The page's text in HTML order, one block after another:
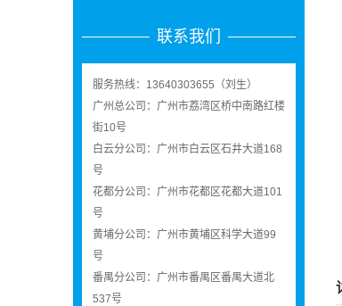
联系我们
服务热线：13640303655（刘生）
广州总公司：广州市荔湾区桥中南路红楼
街10号
白云分公司：广州市白云区石井大道168
号
花都分公司：广州市花都区花都大道101
号
黄埔分公司：广州市黄埔区科学大道99
号
番禺分公司：广州市番禺区番禺大道北
537号